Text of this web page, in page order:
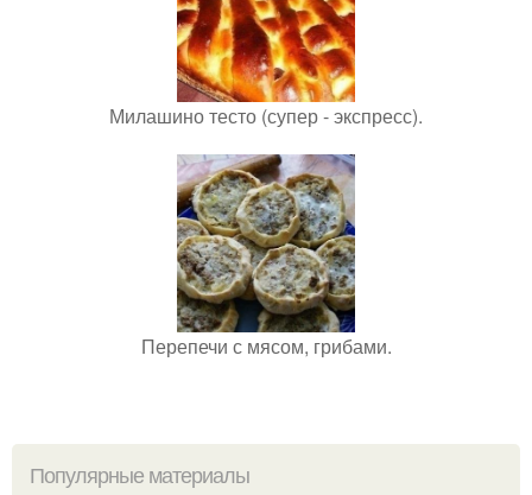
Милашино тесто (супер - экспресс).
Перепечи с мясом, грибами.
Популярные материалы